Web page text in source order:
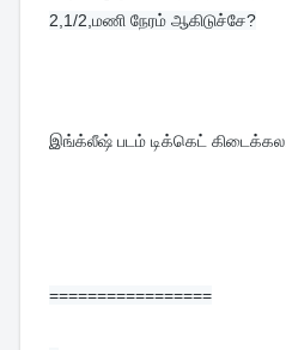
2,1/2,மணி நேரம் ஆகிடுச்சே?
இங்க்லீஷ் படம் டிக்கெட் கிடைக்கல.
=================